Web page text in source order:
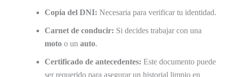
Copia del DNI: Necesaria para verificar tu identidad.
Carnet de conducir: Si decides trabajar con una
moto o un auto.
Certificado de antecedentes: Este documento puede
ser requerido para asegurar un historial limpio en